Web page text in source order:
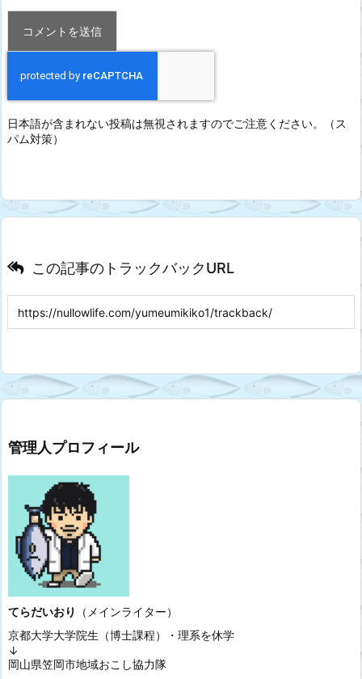
日本語が含まれない投稿は無視されますのでご注意ください。（ス
パム対策）
この記事のトラックバックURL
管理人プロフィール
てらだいおり
（メインライター）
京都大学大学院生（博士課程）・理系を休学
↓
岡山県笠岡市地域おこし協力隊